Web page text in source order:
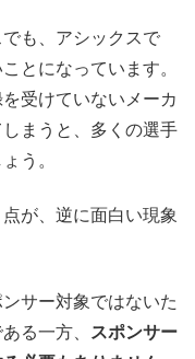
も、アシックスで
とになっています。
受けていないメーカ
まうと、多くの選手
う。
が、逆に面白い現象
サー対象ではないた
る一方、
スポンサー